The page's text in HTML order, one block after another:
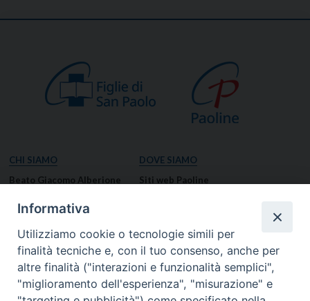
CHI SIAMO
Beato Giacomo Alberione
Missione Paolina
Luoghi delle Origini
Governo Generale
DOVE SIAMO
Siti web Paoline
Notizie dal governo generale
Notizie in breve
RISORSE
Informativa
Utilizziamo cookie o tecnologie simili per
finalità tecniche e, con il tuo consenso, anche per
altre finalità ("interazioni e funzionalità semplici",
"miglioramento dell'esperienza", "misurazione" e